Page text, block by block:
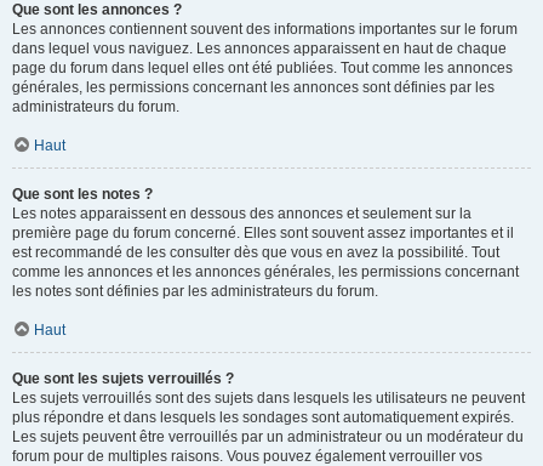
Que sont les annonces ?
Les annonces contiennent souvent des informations importantes sur le forum
dans lequel vous naviguez. Les annonces apparaissent en haut de chaque
page du forum dans lequel elles ont été publiées. Tout comme les annonces
générales, les permissions concernant les annonces sont définies par les
administrateurs du forum.
Haut
Que sont les notes ?
Les notes apparaissent en dessous des annonces et seulement sur la
première page du forum concerné. Elles sont souvent assez importantes et il
est recommandé de les consulter dès que vous en avez la possibilité. Tout
comme les annonces et les annonces générales, les permissions concernant
les notes sont définies par les administrateurs du forum.
Haut
Que sont les sujets verrouillés ?
Les sujets verrouillés sont des sujets dans lesquels les utilisateurs ne peuvent
plus répondre et dans lesquels les sondages sont automatiquement expirés.
Les sujets peuvent être verrouillés par un administrateur ou un modérateur du
forum pour de multiples raisons. Vous pouvez également verrouiller vos